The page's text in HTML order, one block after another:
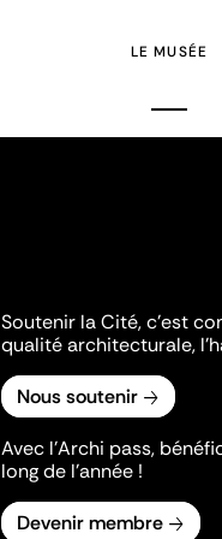
LE MUSÉE
Soutenir la Cité, c'est
qualité architecturale,
Nous soutenir
Avec l’Archi pass,
long de l’année !
Devenir membre